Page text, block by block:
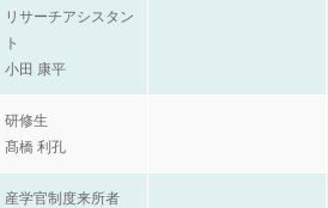
リサーチアシスタン
ト
小田 康平
研修生
髙橋 利孔
産学官制度来所者